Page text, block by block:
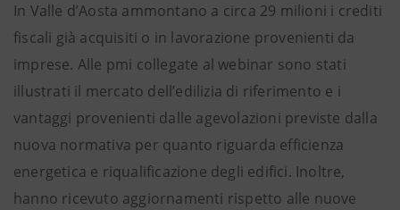
In Valle d’Aosta ammontano a circa 29 milioni i crediti
fiscali già acquisiti o in lavorazione provenienti da
imprese. Alle pmi collegate al webinar sono stati
illustrati il mercato dell’edilizia di riferimento e i
vantaggi provenienti dalle agevolazioni previste dalla
nuova normativa per quanto riguarda efficienza
energetica e riqualificazione degli edifici. Inoltre,
hanno ricevuto aggiornamenti rispetto alle nuove